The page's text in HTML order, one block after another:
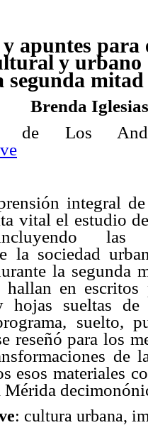
apuntes para
y urbano
segunda
Brenda Iglesias
de Los
integral
vital el estudio
las
la sociedad
la segunda
hallan en
hojas sueltas
de
suelto,
reseñó para los
de
esos materiales
Mérida
: cultura urbana,